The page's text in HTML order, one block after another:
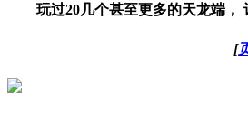
玩过20几个甚至更多的天龙端，
[